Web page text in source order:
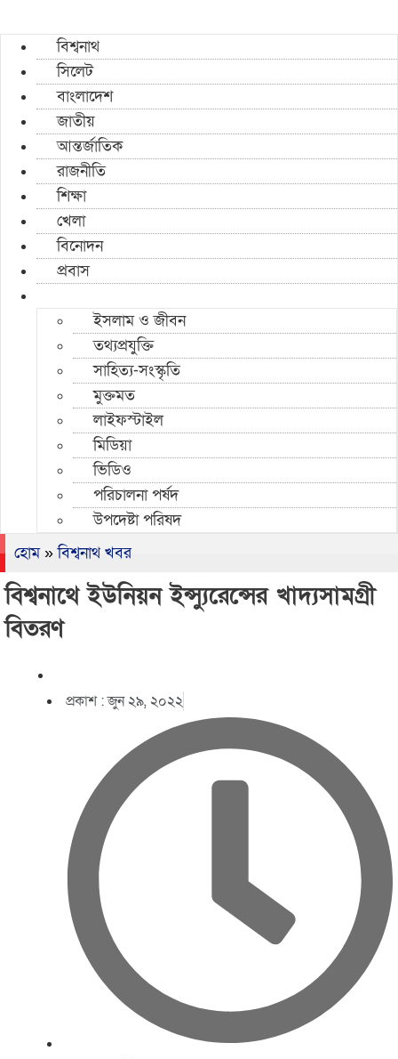
বিশ্বনাথ
সিলেট
বাংলাদেশ
জাতীয়
আন্তর্জাতিক
রাজনীতি
শিক্ষা
খেলা
বিনোদন
প্রবাস
ইসলাম ও জীবন
তথ্যপ্রযুক্তি
সাহিত্য-সংস্কৃতি
মুক্তমত
লাইফস্টাইল
মিডিয়া
ভিডিও
পরিচালনা পর্ষদ
উপদেষ্টা পরিষদ
হোম»বিশ্বনাথ খবর
বিশ্বনাথে ইউনিয়ন ইন্স্যুরেন্সের খাদ্যসামগ্রী
বিতরণ
প্রকাশ :জুন ২৯, ২০২২